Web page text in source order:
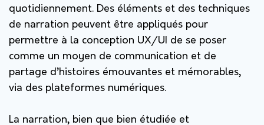
quotidiennement. Des éléments et des techniques
de narration peuvent être appliqués pour
permettre à la conception UX/UI de se poser
comme un moyen de communication et de
partage d’histoires émouvantes et mémorables,
via des plateformes numériques.
La narration, bien que bien étudiée et